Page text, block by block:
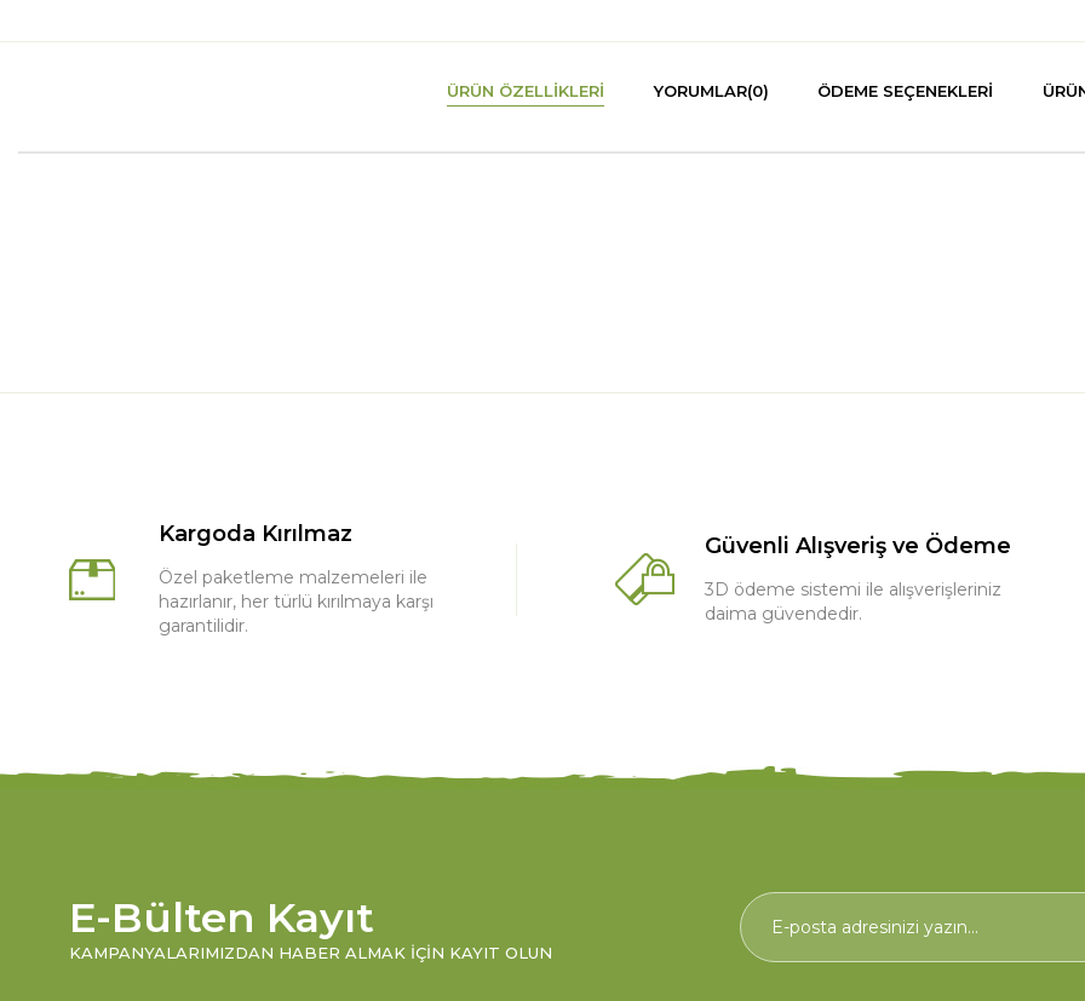
ÜRÜN ÖZELLIKLERI YORUMLAR(0) ÖDEME SEÇENEKLERI
Kargoda Kırılmaz
Özel paketleme malzemeleri ile
hazırlanır, her türlü kırılmaya karşı
garantilidir.
Güvenli Alışveriş ve Ödeme
3D ödeme sistemi ile alışverişleriniz
daima güvendedir.
E-Bülten Kayıt
KAMPANYALARIMIZDAN HABER ALMAK İÇIN KAYIT OLUN